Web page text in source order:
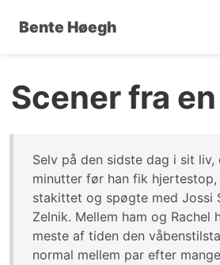
Bente Høegh
Scener fra
Selv på den sidste dag i sit liv,
minutter før han fik
stakittet og spøgte med Jossi
Zelnik. Mellem ham og Rachel
meste af tiden den
normal mellem par efter